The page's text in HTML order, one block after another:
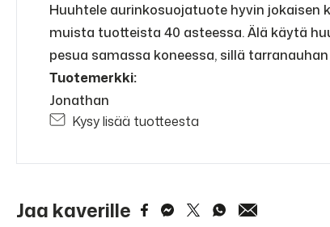
Huuhtele aurinkosuojatuote hyvin jokaisen
muista tuotteista 40 asteessa. Älä käytä
pesua samassa koneessa, sillä
Tuotemerkki:
Jonathan
Kysy lisää tuotteesta
Jaa kaverille